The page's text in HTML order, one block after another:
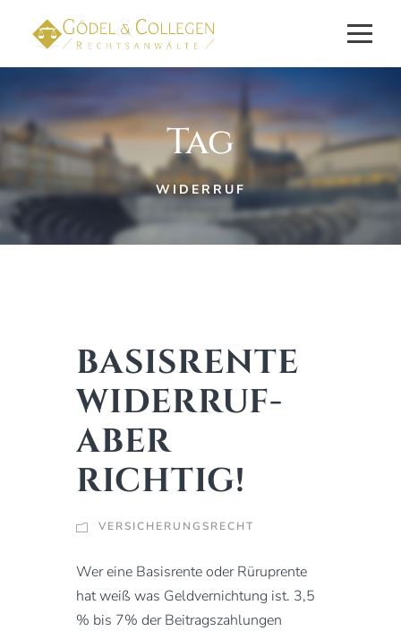
Tag
WIDERRUF
BASISRENTE
WIDERRUF-
ABER
RICHTIG!
VERSICHERUNGSRECHT
Wer eine Basisrente oder Rüruprente
hat weiß was Geldvernichtung ist. 3,5
% bis 7% der Beitragszahlungen